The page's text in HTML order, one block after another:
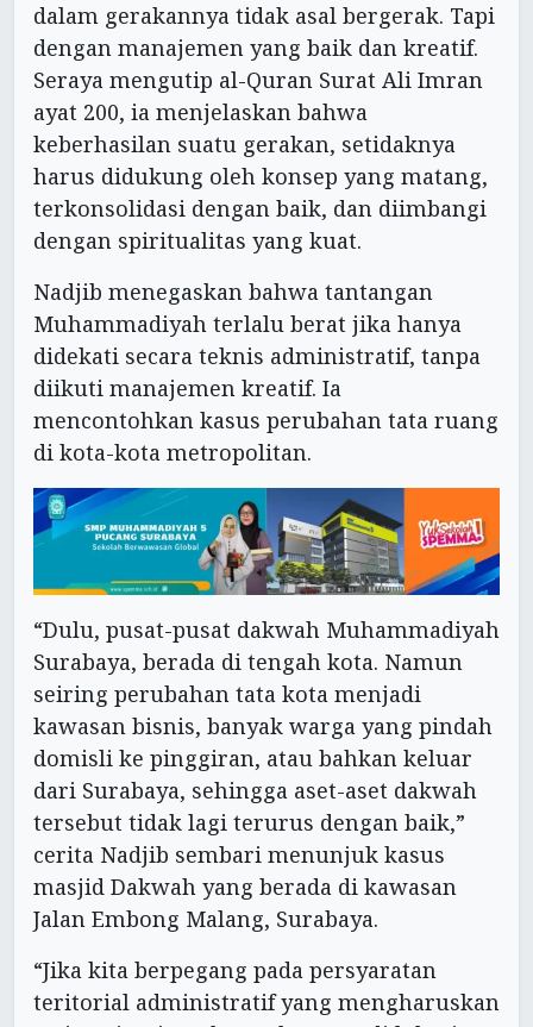
dalam gerakannya tidak asal bergerak. Tapi
dengan manajemen yang baik dan kreatif.
Seraya mengutip al-Quran Surat Ali Imran
ayat 200, ia menjelaskan bahwa
keberhasilan suatu gerakan, setidaknya
harus didukung oleh konsep yang matang,
terkonsolidasi dengan baik, dan diimbangi
dengan spiritualitas yang kuat.
Nadjib menegaskan bahwa tantangan
Muhammadiyah terlalu berat jika hanya
didekati secara teknis administratif, tanpa
diikuti manajemen kreatif. Ia
mencontohkan kasus perubahan tata ruang
di kota-kota metropolitan.
“Dulu, pusat-pusat dakwah Muhammadiyah
Surabaya, berada di tengah kota. Namun
seiring perubahan tata kota menjadi
kawasan bisnis, banyak warga yang pindah
domisli ke pinggiran, atau bahkan keluar
dari Surabaya, sehingga aset-aset dakwah
tersebut tidak lagi terurus dengan baik,”
cerita Nadjib sembari menunjuk kasus
masjid Dakwah yang berada di kawasan
Jalan Embong Malang, Surabaya.
“Jika kita berpegang pada persyaratan
teritorial administratif yang mengharuskan